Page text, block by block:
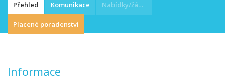
Přehled Komunikace Nabídky/žádosti
Placené poradenství
Informace